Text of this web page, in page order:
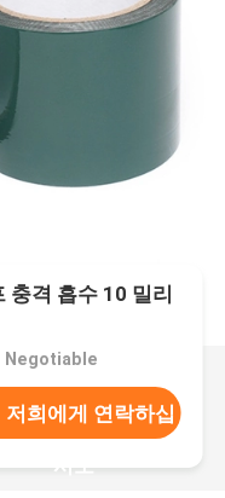
충격 흡수 10 밀리
Negotiable
저희에게 연락하십
시오